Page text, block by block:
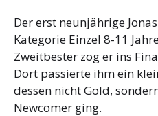
Der erst neunjährige
Kategorie Einzel 8-11
Zweitbester zog er ins
Dort passierte ihm ein
dessen nicht Gold,
Newcomer ging.